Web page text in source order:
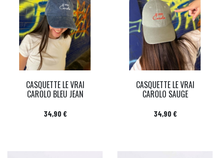
CASQUETTE LE VRAI
CAROLO BLEU JEAN
Prix
34,90 €
CASQUETTE LE VRAI
CAROLO SAUGE
Prix
34,90 €